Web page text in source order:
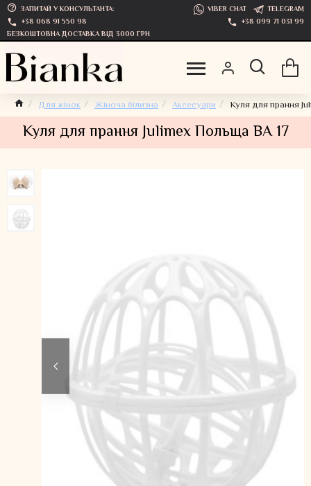
ЗАПИТАЙ У КОНСУЛЬТАНТА: VIBER CHAT
TELEGRAM
+38 068 91 550 98
+38 099 71 031 99
БЕЗКОШТОВНА ДОСТАВКА ВІД 3000 ГРН
Для жінок Жіноча білизна Аксесуари Куля для прання
Куля для прання Julimex Польща BA 17